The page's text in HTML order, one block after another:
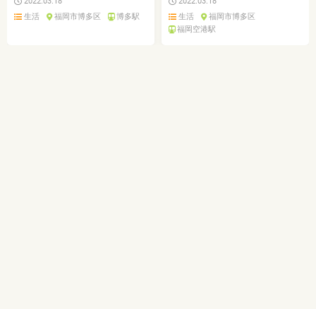
生活
福岡市博多区 博多駅
生活
福岡市博多区
福岡空港駅